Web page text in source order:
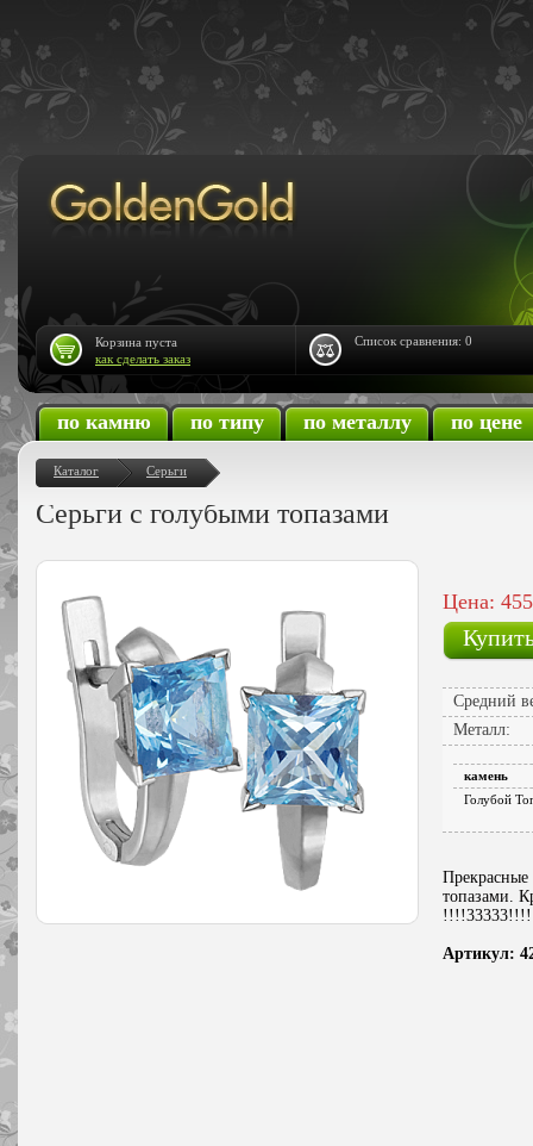
по камню по типу по металлу по цене
Каталог Серьги
Серьги с голубыми топазами
Цена:
Средний
Металл:
камень
Голубой
Прекрасные
топазами.
Артикул:
Корзина пуста
как сделать заказ
Список сравнения: 0